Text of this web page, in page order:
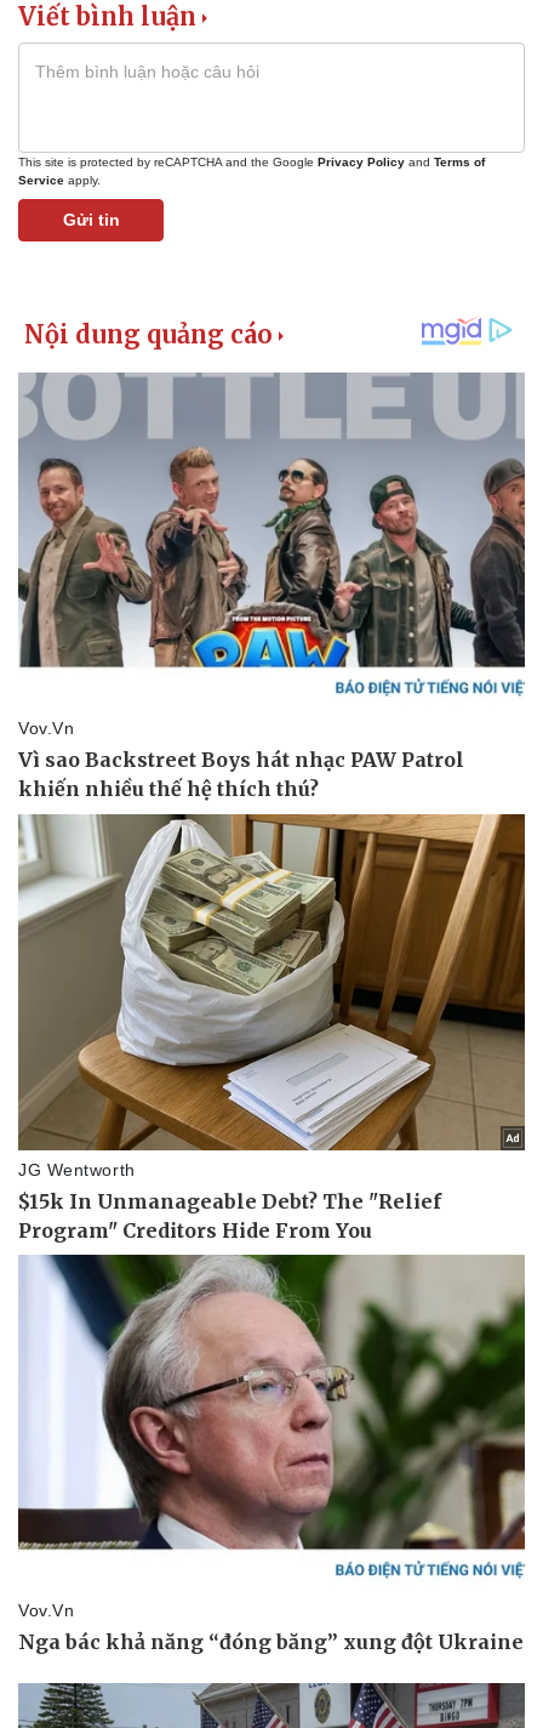
Kinh tế
Bất động sản
Khởi nghiệp
Thị trường
Giá vàng
Tiêu dùng
Tỷ giá
Giá cà phê
Viết bình luận
This site is protected by reCAPTCHA and the Google Privacy Policy and Terms of
Service apply.
Gửi tin